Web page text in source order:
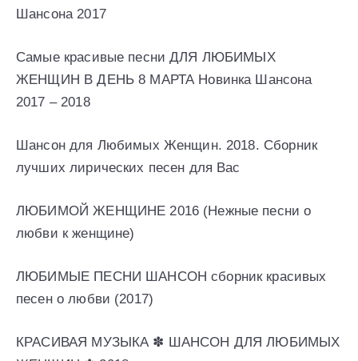
Шансона 2017
Самые красивые песни ДЛЯ ЛЮБИМЫХ
ЖЕНЩИН В ДЕНЬ 8 МАРТА Новинка Шансона
2017 – 2018
Шансон для Любимых Женщин. 2018. Сборник
лучших лирических песен для Вас
ЛЮБИМОЙ ЖЕНЩИНЕ 2016 (Нежные песни о
любви к женщине)
ЛЮБИМЫЕ ПЕСНИ ШАНСОН сборник красивых
песен о любви (2017)
КРАСИВАЯ МУЗЫКА ✽ ШАНСОН ДЛЯ ЛЮБИМЫХ